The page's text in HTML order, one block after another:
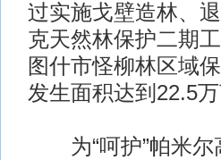
过实施戈壁造林、
克天然林保护二期
图什市怪柳林区域
发生面积达到22.5
为“呵护”帕米尔